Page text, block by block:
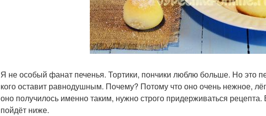
Я не особый фанат печенья. Тортики, пончики люблю больше. Но это
кого оставит равнодушным. Почему? Потому что оно очень нежное,
оно получилось именно таким, нужно строго придерживаться
пойдёт ниже.